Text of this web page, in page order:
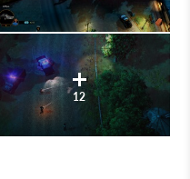
12